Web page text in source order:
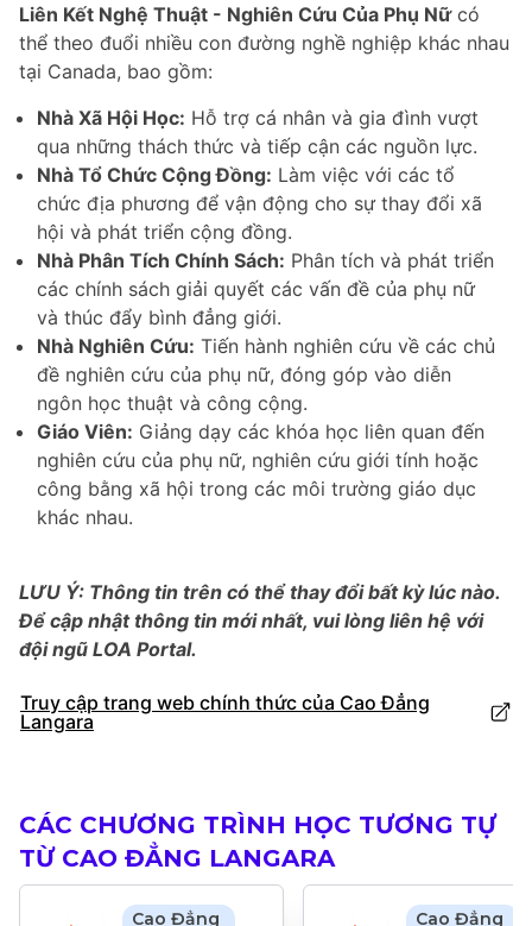
Liên Kết Nghệ Thuật - Nghiên Cứu Của Phụ Nữcó
thể theo đuổi nhiều con đường nghề nghiệp khác nhau
tại Canada, bao gồm:
Nhà Xã Hội Học: Hỗ trợ cá nhân và gia đình vượt
qua những thách thức và tiếp cận các nguồn lực.
Nhà Tổ Chức Cộng Đồng: Làm việc với các tổ
chức địa phương để vận động cho sự thay đổi xã
hội và phát triển cộng đồng.
Nhà Phân Tích Chính Sách: Phân tích và phát triển
các chính sách giải quyết các vấn đề của phụ nữ
và thúc đẩy bình đẳng giới.
Nhà Nghiên Cứu: Tiến hành nghiên cứu về các chủ
đề nghiên cứu của phụ nữ, đóng góp vào diễn
ngôn học thuật và công cộng.
Giáo Viên: Giảng dạy các khóa học liên quan đến
nghiên cứu của phụ nữ, nghiên cứu giới tính hoặc
công bằng xã hội trong các môi trường giáo dục
khác nhau.
LƯU Ý: Thông tin trên có thể thay đổi bất kỳ lúc nào.
Để cập nhật thông tin mới nhất, vui lòng liên hệ với
đội ngũ LOA Portal.
Truy cập trang web chính thức của Cao Đẳng
Langara
CÁC CHƯƠNG TRÌNH HỌC TƯƠNG TỰ
TỪ CAO ĐẲNG LANGARA
Cao Đẳng Cao Đẳng